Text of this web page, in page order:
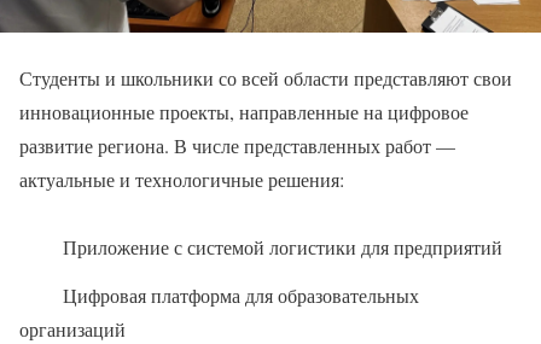
Студенты и школьники со всей области представляют свои
инновационные проекты, направленные на цифровое
развитие региона. В числе представленных работ —
актуальные и технологичные решения:
Приложение с системой логистики для предприятий
Цифровая платформа для образовательных
организаций